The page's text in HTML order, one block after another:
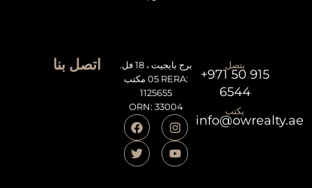
اتصل بنا
برج بايجيت ، 18 فل.
05 مكتب RERA:
1125655
ORN: 33004
يتصل
+971 50 915
6544
يكتب
info@owrealty.ae